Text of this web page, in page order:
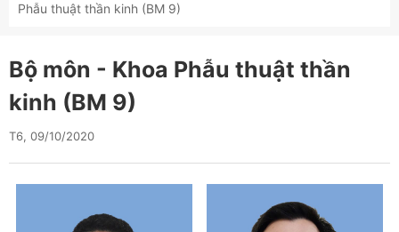
Phẫu thuật thần kinh (BM 9)
Bộ môn - Khoa Phẫu thuật thần
kinh (BM 9)
T6, 09/10/2020